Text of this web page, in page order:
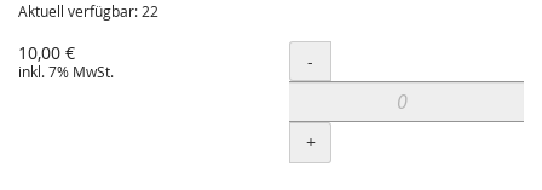
Aktuell verfügbar: 22
10,00 €
inkl. 7% MwSt. Menge
-
+